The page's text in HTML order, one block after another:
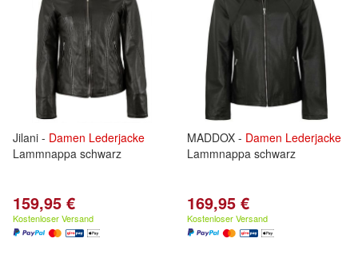
Jilani - Damen Lederjacke
Lammnappa schwarz
159,95 €
Kostenloser Versand
MADDOX - Damen Lederjacke
Lammnappa schwarz
169,95 €
Kostenloser Versand